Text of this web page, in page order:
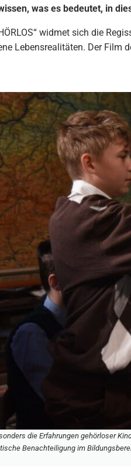
was es bedeutet, in
widmet sich die
Lebensrealitäten. Der Film
die Erfahrungen gehörloser
Benachteiligung im